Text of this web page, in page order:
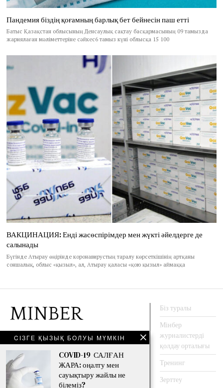
Пандемия біздің қоғамның барлық бет бейнесін паш етті
Батыс Қазақстан облысының Денсаулық сақтау басқармасының 09 тамызда
жариялаған мәліметтеріне сәйкес6 тамыз күні облысқа 15 100
ВАКЦИНАЦИЯ: Енді жасөспірімдер мен жүкті әйелдерге де
салынады
Бүгінде Атырау өңірінде коронавирустың таралу көрсеткішінің артқаны
соншалық, облыс «қызыл», ал, Атырау қаласы «қою қызыл» аймаққа
CІЗГЕ ҚЫЗЫҚ БОЛУЫ МҮМКІН
COVID-19 САЛҒАН
ЖАРА: оңалту мен
сауықтыру жайлы не
білеміз?
АҚПАРАТ АГЕНТТЕГІ
FacebookTwitterInstagram
YouTube
Біз туралы
Мінбер
журналистерді
қолдау орталығы
Тренинг
Зерттеу